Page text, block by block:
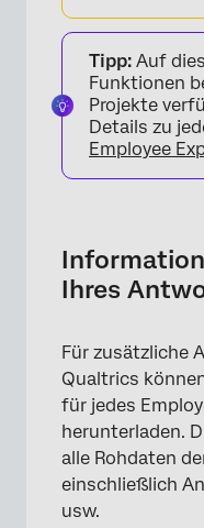
Tipp: Auf
Funktionen
Projekte
Details zu
Employee
Ihres
Für zusätzliche
Qualtrics
für jedes
herunterladen.
alle Rohdaten
einschließlich
usw.